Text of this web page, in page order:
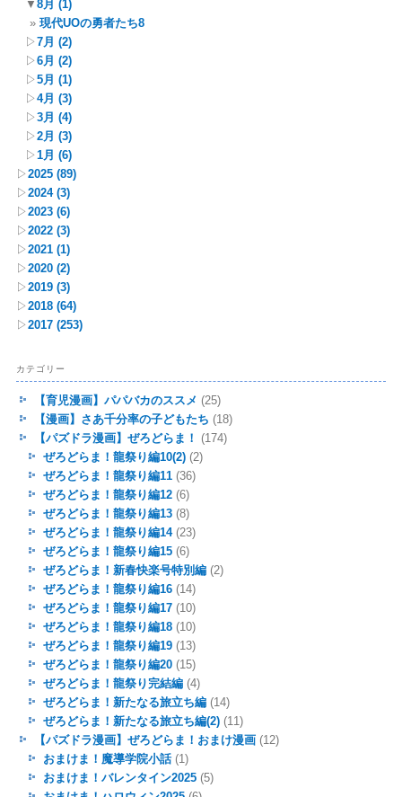
▼ 8月 (1)
現代UOの勇者たち8
▷7月 (2)
▷6月 (2)
▷5月 (1)
▷4月 (3)
▷3月 (4)
▷2月 (3)
▷1月 (6)
▷2025 (89)
▷2024 (3)
▷2023 (6)
▷2022 (3)
▷2021 (1)
▷2020 (2)
▷2019 (3)
▷2018 (64)
▷2017 (253)
カテゴリー
【育児漫画】パパバカのススメ (25)
【漫画】さあ千分率の子どもたち (18)
【パズドラ漫画】ぜろどらま！
(174)
ぜろどらま！龍祭り編10(2)(2)
ぜろどらま！龍祭り編11(36)
ぜろどらま！龍祭り編12(6)
ぜろどらま！龍祭り編13(8)
ぜろどらま！龍祭り編14(23)
ぜろどらま！龍祭り編15(6)
ぜろどらま！新春快楽号特別編(2)
ぜろどらま！龍祭り編16(14)
ぜろどらま！龍祭り編17(10)
ぜろどらま！龍祭り編18(10)
ぜろどらま！龍祭り編19(13)
ぜろどらま！龍祭り編20(15)
ぜろどらま！龍祭り完結編(4)
ぜろどらま！新たなる旅立ち編(14)
ぜろどらま！新たなる旅立ち編(2)(11)
【パズドラ漫画】ぜろどらま！おまけ漫画(12)
おまけま！魔導学院小話(1)
おまけま！バレンタイン2025(5)